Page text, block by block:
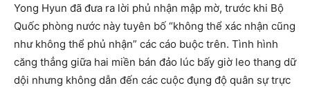
Yong Hyun đã đưa ra lời phủ nhận mập mờ, trước khi Bộ
Quốc phòng nước này tuyên bố “không thể xác nhận cũng
như không thể phủ nhận” các cáo buộc trên. Tình hình
căng thẳng giữa hai miền bán đảo lúc bấy giờ leo thang dữ
dội nhưng không dẫn đến các cuộc đụng độ quân sự trực